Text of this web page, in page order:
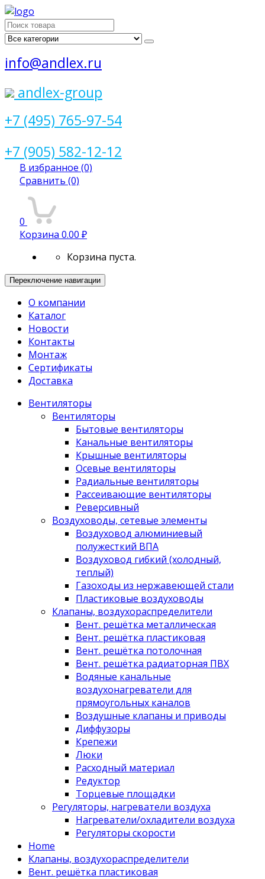
Поиск
для:
info@andlex.ru
andlex-group
+7 (495) 765-97-54
+7 (905) 582-12-12
В избранное (0)
Сравнить (0)
0
Корзина 0.00 ₽
Корзина пуста.
Переключение навигации
О компании
Каталог
Новости
Контакты
Монтаж
Сертификаты
Доставка
Вентиляторы
Вентиляторы
Бытовые вентиляторы
Канальные вентиляторы
Крышные вентиляторы
Осевые вентиляторы
Радиальные вентиляторы
Рассеивающие вентиляторы
Реверсивный
Воздуховоды, сетевые элементы
Воздуховод алюминиевый
полужесткий ВПА
Воздуховод гибкий (холодный,
теплый)
Газоходы из нержавеющей стали
Пластиковые воздуховоды
Клапаны, воздухораспределители
Вент. решётка металлическая
Вент. решётка пластиковая
Вент. решётка потолочная
Вент. решётка радиаторная ПВХ
Водяные канальные
воздухонагреватели для
прямоугольных каналов
Воздушные клапаны и приводы
Диффузоры
Крепежи
Люки
Расходный материал
Редуктор
Торцевые площадки
Регуляторы, нагреватели воздуха
Нагреватели/охладители воздуха
Регуляторы скорости
Home
Клапаны, воздухораспределители
Вент. решётка пластиковая